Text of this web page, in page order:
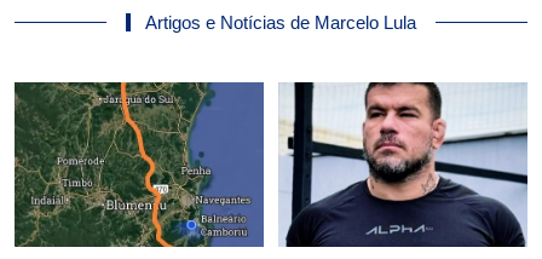
Artigos e Notícias de Marcelo Lula